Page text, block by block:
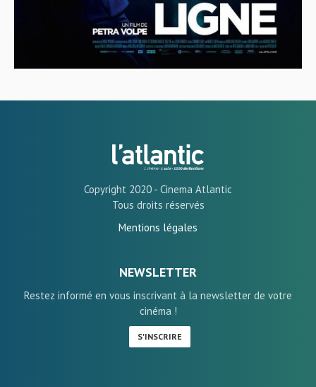
Copyright 2020 - Cinema Atlantic
Tous droits réservés
Mentions légales
NEWSLETTER
Restez informé en vous inscrivant à la newsletter de votre
cinéma !
S'INSCRIRE